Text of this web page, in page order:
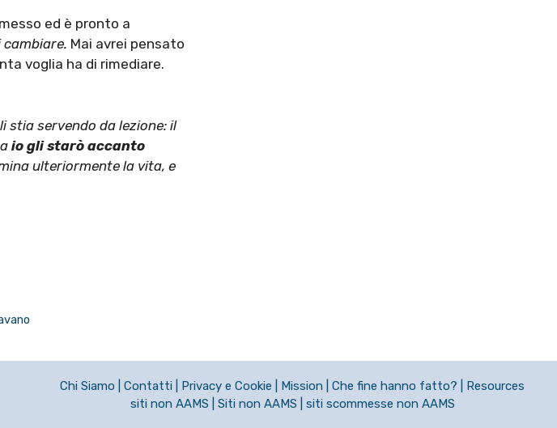
ed è pronto a
cambiare. Mai avrei pensato
voglia ha di rimediare.
stia servendo da lezione: il
io gli starò accanto
ulteriormente la vita, e
Chi Siamo Contatti Privacy e Cookie Mission Che fine hanno fatto?
Resources
siti non AAMS
Siti non AAMS siti scommesse non AAMS